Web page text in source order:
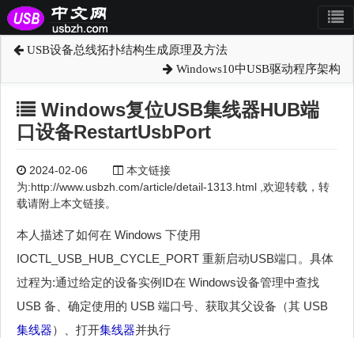
USB设备总线拓扑结构生成原理及方法
Windows10中USB驱动程序架构
Windows复位USB集线器HUB端
口设备RestartUsbPort
2024-02-06
本文链接
为:http://www.usbzh.com/article/detail-1313.html ,欢迎转载，转
载请附上本文链接。
本人描述了如何在 Windows 下使用
IOCTL_USB_HUB_CYCLE_PORT 重新启动USB端口。具体
过程为:通过给定的设备实例ID在 Windows设备管理中查找
USB 备、确定使用的 USB 端口号、获取其父设备（其 USB
集线器）、打开集线器并执行